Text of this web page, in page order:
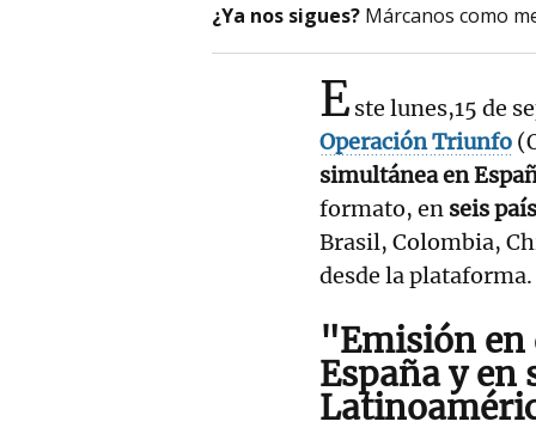
¿Ya nos sigues? Márcanos como
Este lunes,15 de
Operación Triunfo
simultánea en
formato, en seis
Brasil, Colombia,
desde la plataforma.
"Emisión en
Españay en